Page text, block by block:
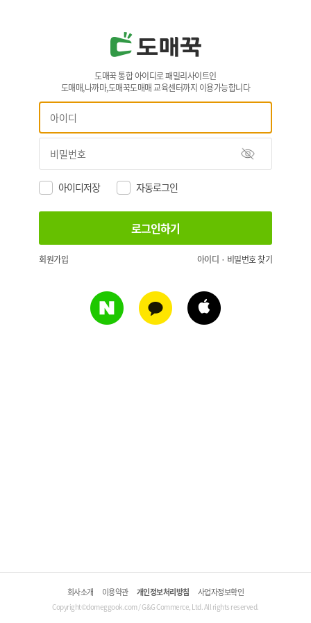
도매꾹 통합 아이디로 패밀리사이트인
도매매,나까마,도매꾹도매매 교육센터까지 이용가능합니다
아이디저장 자동로그인
회원가입 아이디 · 비밀번호 찾기
회사소개 이용약관 개인정보처리방침 사업자정보확인
Copyright©domeggook.com / G&G Commerce, Ltd. All rights reserved.